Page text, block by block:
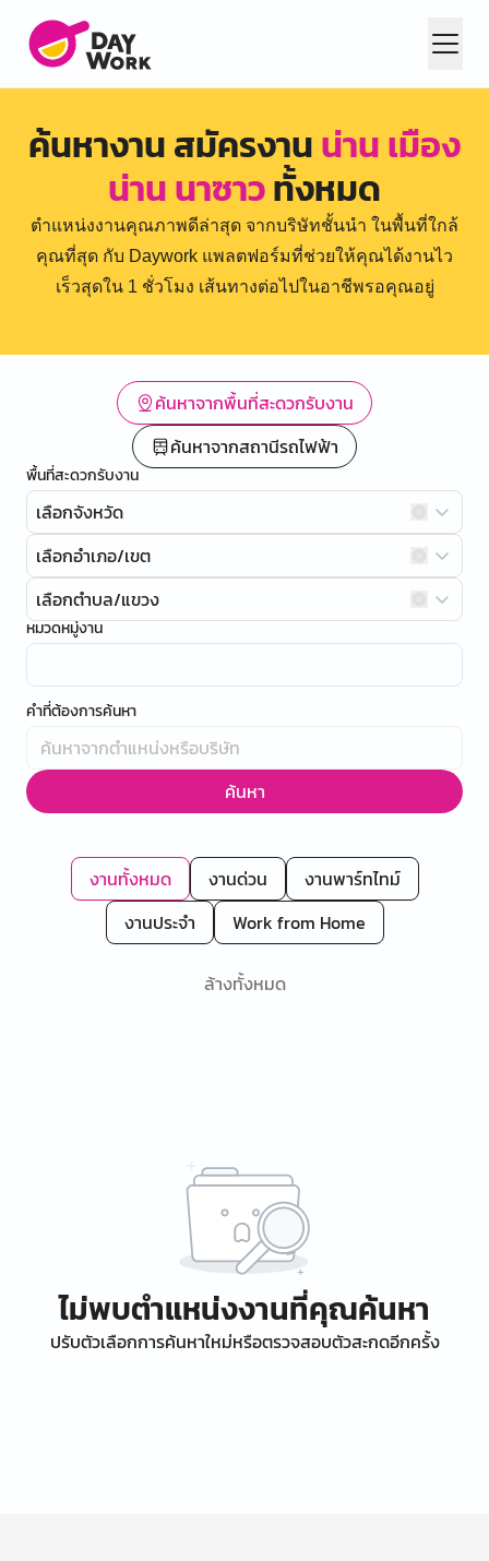
ค้นหางาน สมัครงานน่าน เมือง
น่าน นาซาวทั้งหมด
ตำแหน่งงานคุณภาพดีล่าสุด จากบริษัทชั้นนำ ในพื้นที่ใกล้
คุณที่สุด กับ Daywork แพลตฟอร์มที่ช่วยให้คุณได้งานไว
เร็วสุดใน 1 ชั่วโมง เส้นทางต่อไปในอาชีพรอคุณอยู่
ค้นหาจากพื้นที่สะดวกรับงาน
ค้นหาจากสถานีรถไฟฟ้า
พื้นที่สะดวกรับงาน
เลือกจังหวัด
เลือกอำเภอ/เขต
เลือกตำบล/แขวง
หมวดหมู่งาน
คำที่ต้องการค้นหา
ค้นหา
งานทั้งหมด งานด่วน
งานพาร์ทไทม์
งานประจำ
Work from Home
ล้างทั้งหมด
ไม่พบตำแหน่งงานที่คุณค้นหา
ปรับตัวเลือกการค้นหาใหม่หรือตรวจสอบตัวสะกดอีกครั้ง